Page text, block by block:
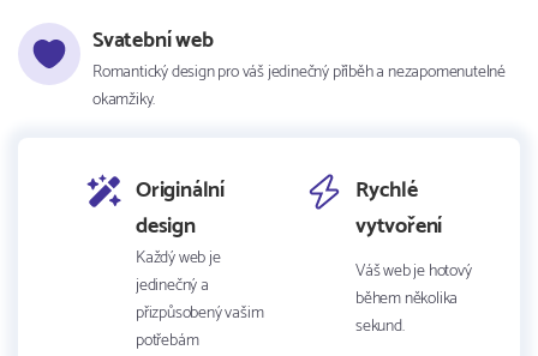
Svatební web
Romantický design pro váš jedinečný příběh a nezapomenutelné
okamžiky.
Originální
design
Každý web je
jedinečný a
přizpůsobený vašim
potřebám
Rychlé
vytvoření
Váš web je hotový
během několika
sekund.